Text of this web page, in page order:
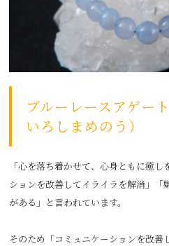
ブルーレースアゲー
いろしまめのう）
「心を落ち着かせて、心身ともに癒
ションを改善してイライラを解消」
がある」と言われています。
そのため「コミュニケーションを改